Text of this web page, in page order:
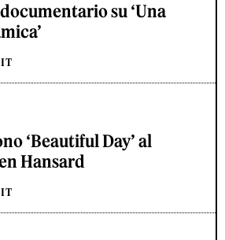
su ‘Una
IT
‘Beautiful Day’ al
Hansard
IT